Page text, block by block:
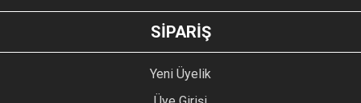
GÖNDER
SİPARİŞ
Yeni Üyelik